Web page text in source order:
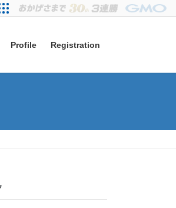
Profile Registration